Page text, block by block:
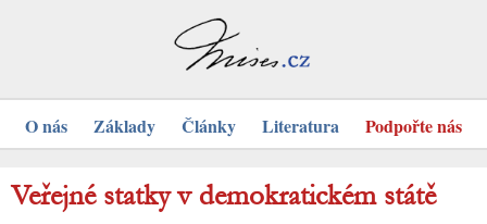
O nás Základy Články Literatura Podpořte nás
Veřejné statky v demokratickém státě